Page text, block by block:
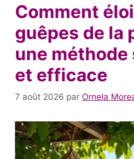
Comment
guêpes de la
une méthode
et efficace
7 août 2026 par Ornela